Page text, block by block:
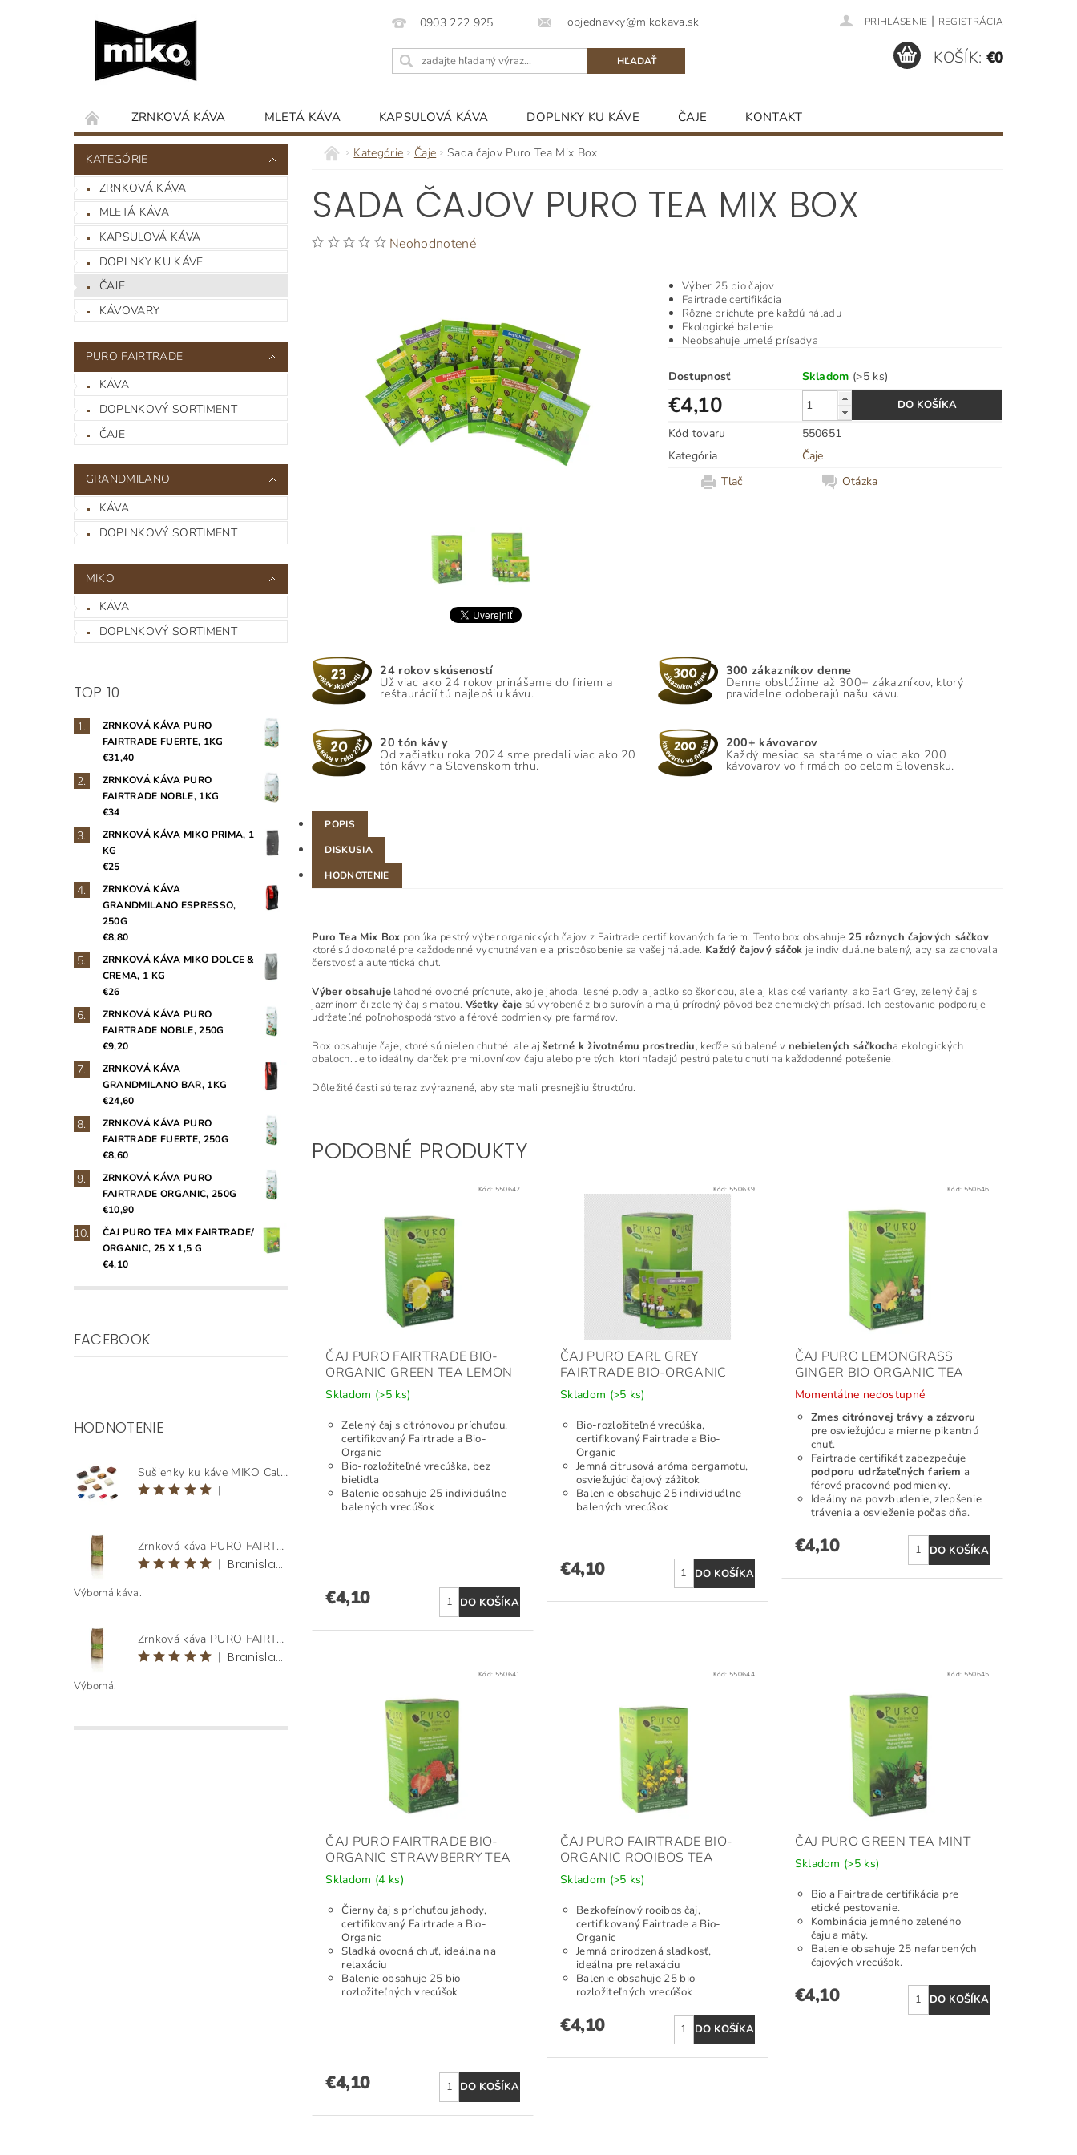
0903 222 925 objednavky@mikokava.sk PRIHLÁSENIE | REGISTRÁCIA
KOŠÍK: €0
ZRNKOVÁ KÁVA MLETÁ KÁVA KAPSULOVÁ KÁVA DOPLNKY KU KÁVE ČAJE KONTAKT
KATEGÓRIE
ZRNKOVÁ KÁVA
MLETÁ KÁVA
KAPSULOVÁ KÁVA
DOPLNKY KU KÁVE
ČAJE
KÁVOVARY
PURO FAIRTRADE
KÁVA
DOPLNKOVÝ SORTIMENT
ČAJE
GRANDMILANO
KÁVA
DOPLNKOVÝ SORTIMENT
MIKO
KÁVA
DOPLNKOVÝ SORTIMENT
TOP 10
ZRNKOVÁ KÁVA PURO
FAIRTRADE FUERTE, 1KG
€31,40
ZRNKOVÁ KÁVA PURO
FAIRTRADE NOBLE, 1KG
€34
ZRNKOVÁ KÁVA MIKO PRIMA, 1
KG
€25
ZRNKOVÁ KÁVA
GRANDMILANO ESPRESSO,
250G
€8,80
ZRNKOVÁ KÁVA MIKO DOLCE &
CREMA, 1 KG
€26
ZRNKOVÁ KÁVA PURO
FAIRTRADE NOBLE, 250G
€9,20
ZRNKOVÁ KÁVA
GRANDMILANO BAR, 1KG
€24,60
ZRNKOVÁ KÁVA PURO
FAIRTRADE FUERTE, 250G
€8,60
ZRNKOVÁ KÁVA PURO
FAIRTRADE ORGANIC, 250G
€10,90
ČAJ PURO TEA MIX FAIRTRADE/
ORGANIC, 25 X 1,5 G
€4,10
FACEBOOK
HODNOTENIE
Sušienky ku káve MIKO Calida Mix, 1 190 g ( ± 125 ks )
|
Zrnková káva PURO FAIRTRADE ORIGEN HONDURAS BEANS 1 KG
|
Branislav Klementovič
Výborná káva.
Zrnková káva PURO FAIRTRADE ORIGEN HONDURAS BEANS 1 KG
|
Branislav Klementovič
Výborná.
Kategórie Čaje Sada čajov Puro Tea Mix Box
SADA ČAJOV PURO TEA MIX BOX
Neohodnotené
Výber 25 bio čajov
Fairtrade certifikácia
Rôzne príchute pre každú náladu
Ekologické balenie
Neobsahuje umelé prísadya
Dostupnosť Skladom (>5 ks)
€4,10
Kód tovaru
550651
Kategória
Čaje
Tlač
Otázka
24 rokov skúseností
Už viac ako 24 rokov prinášame do firiem a
reštaurácií tú najlepšiu kávu.
300 zákazníkov denne
Denne obslúžime až 300+ zákazníkov, ktorý
pravidelne odoberajú našu kávu.
20 tón kávy
Od začiatku roka 2024 sme predali viac ako 20
tón kávy na Slovenskom trhu.
200+ kávovarov
Každý mesiac sa staráme o viac ako 200
kávovarov vo firmách po celom Slovensku.
POPIS
DISKUSIA
HODNOTENIE
Puro Tea Mix Box ponúka pestrý výber organických čajov z Fairtrade certifikovaných fariem. Tento box obsahuje 25 rôznych čajových sáčkov,
ktoré sú dokonalé pre každodenné vychutnávanie a prispôsobenie sa vašej nálade. Každý čajový sáčok je individuálne balený, aby sa zachovala
čerstvosť a autentická chuť.
Výber obsahujelahodné ovocné príchute, ako je jahoda, lesné plody a jablko so škoricou, ale aj klasické varianty, ako Earl Grey, zelený čaj s
jazmínom či zelený čaj s mätou. Všetky čaje sú vyrobené z bio surovín a majú prírodný pôvod bez chemických prísad. Ich pestovanie podporuje
udržateľné poľnohospodárstvo a férové podmienky pre farmárov.
Box obsahuje čaje, ktoré sú nielen chutné, ale ajšetrné k životnému prostrediu, keďže sú balené vnebielených sáčkocha ekologických
obaloch. Je to ideálny darček pre milovníkov čaju alebo pre tých, ktorí hľadajú pestrú paletu chutí na každodenné potešenie.
Dôležité časti sú teraz zvýraznené, aby ste mali presnejšiu štruktúru.
PODOBNÉ PRODUKTY
Kód: 550642
ČAJ PURO FAIRTRADE BIO-
ORGANIC GREEN TEA LEMON
Skladom (>5 ks)
Zelený čaj s citrónovou príchuťou,
certifikovaný Fairtrade a Bio-
Organic
Bio-rozložiteľné vrecúška, bez
bielidla
Balenie obsahuje 25 individuálne
balených vrecúšok
€4,10
Kód: 550639
ČAJ PURO EARL GREY
FAIRTRADE BIO-ORGANIC
Skladom (>5 ks)
Bio-rozložiteľné vrecúška,
certifikovaný Fairtrade a Bio-
Organic
Jemná citrusová aróma bergamotu,
osviežujúci čajový zážitok
Balenie obsahuje 25 individuálne
balených vrecúšok
€4,10
Kód: 550646
ČAJ PURO LEMONGRASS
GINGER BIO ORGANIC TEA
Momentálne nedostupné
Zmes citrónovej trávy a zázvoru
pre osviežujúcu a mierne pikantnú
chuť.
Fairtrade certifikát zabezpečuje
podporu udržateľných fariem a
férové pracovné podmienky.
Ideálny na povzbudenie, zlepšenie
trávenia a osvieženie počas dňa.
€4,10
Kód: 550641
ČAJ PURO FAIRTRADE BIO-
ORGANIC STRAWBERRY TEA
Skladom (4 ks)
Čierny čaj s príchuťou jahody,
certifikovaný Fairtrade a Bio-
Organic
Sladká ovocná chuť, ideálna na
relaxáciu
Balenie obsahuje 25 bio-
rozložiteľných vrecúšok
€4,10
Kód: 550644
ČAJ PURO FAIRTRADE BIO-
ORGANIC ROOIBOS TEA
Skladom (>5 ks)
Bezkofeínový rooibos čaj,
certifikovaný Fairtrade a Bio-
Organic
Jemná prirodzená sladkosť,
ideálna pre relaxáciu
Balenie obsahuje 25 bio-
rozložiteľných vrecúšok
€4,10
Kód: 550645
ČAJ PURO GREEN TEA MINT
Skladom (>5 ks)
Bio a Fairtrade certifikácia pre
etické pestovanie.
Kombinácia jemného zeleného
čaju a mäty.
Balenie obsahuje 25 nefarbených
čajových vrecúšok.
€4,10